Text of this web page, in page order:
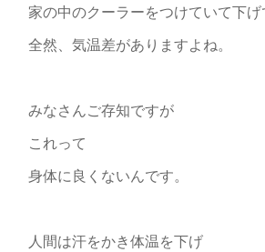
家の中のクーラーをつけていて下
全然、気温差がありますよね。
みなさんご存知ですが
これって
身体に良くないんです。
人間は汗をかき体温を下げ